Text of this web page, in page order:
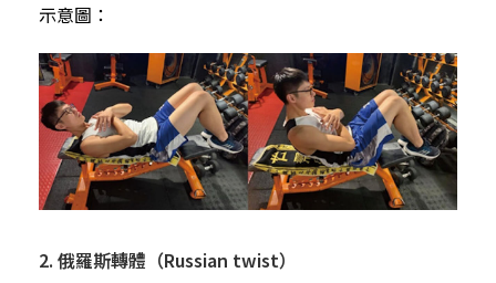
示意圖：
2. 俄羅斯轉體（Russian twist）